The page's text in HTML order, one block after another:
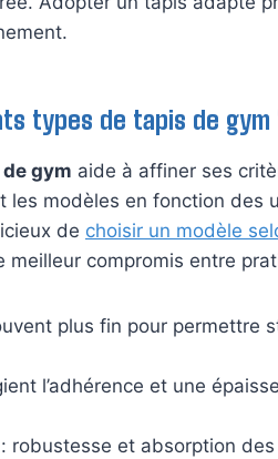
types de tapis de gym
gym aide à affiner ses
les modèles en fonction des
de choisir un modèle
meilleur compromis entre
plus fin pour permettre
l’adhérence et une
: robustesse et absorption